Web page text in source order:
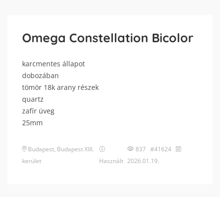
Omega Constellation Bicolor
karcmentes állapot
dobozában
tömör 18k arany részek
quartz
zafír üveg
25mm
Budapest, Budapest XIII.
kerület
Használt
837 #41624
2026.01.19.